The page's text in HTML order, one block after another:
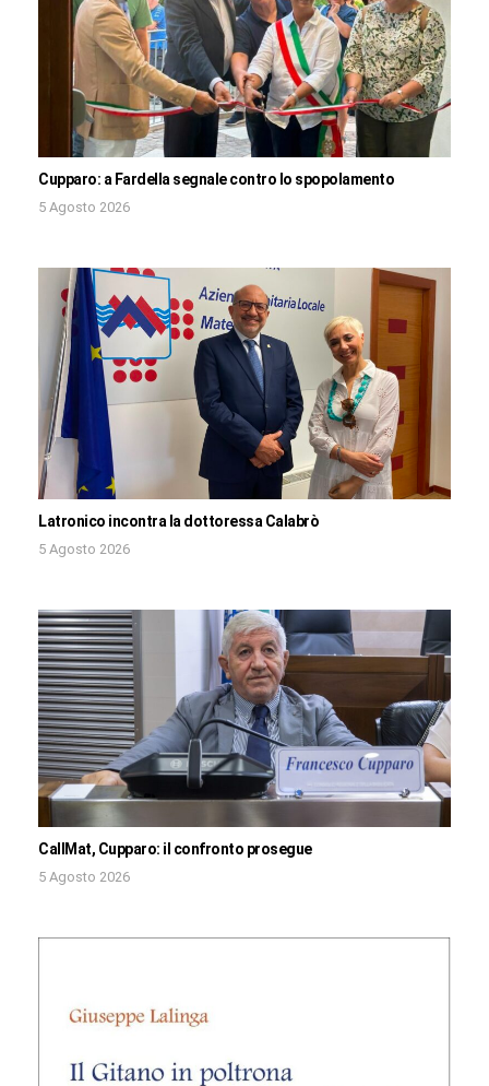
Cupparo: a Fardella segnale contro lo spopolamento
5 Agosto 2026
Latronico incontra la dottoressa Calabrò
5 Agosto 2026
CallMat, Cupparo: il confronto prosegue
5 Agosto 2026